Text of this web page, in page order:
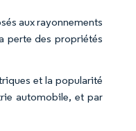
aux rayonnements
perte des propriétés
et la popularité
automobile, et par